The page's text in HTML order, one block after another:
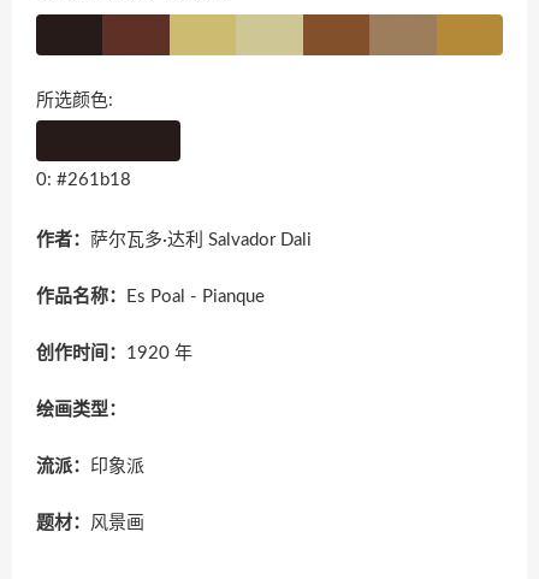
所选颜色:
0: #261b18
作者： 萨尔瓦多·达利 Salvador Dali
作品名称： Es Poal - Pianque
创作时间： 1920 年
绘画类型：
流派： 印象派
题材： 风景画